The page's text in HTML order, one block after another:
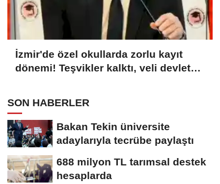
İzmir'de özel okullarda zorlu kayıt
dönemi! Teşvikler kalktı, veli devlet
SON HABERLER
Bakan Tekin üniversite
adaylarıyla tecrübe paylaştı
688 milyon TL tarımsal destek
hesaplarda